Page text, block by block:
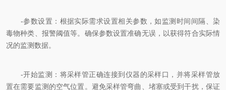
-参数设置：根据实际需求设置相关参数，如监测时间间隔、染
毒物种类、报警阈值等。确保参数设置准确无误，以获得符合实际情
况的监测数据。
-开始监测：将采样管正确连接到仪器的采样口，并将采样管放
置在需要监测的空气位置。避免采样管弯曲、堵塞或受到干扰，保证